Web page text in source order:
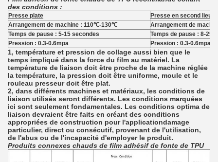
des conditions :
Presse plate
Presse en second lieu
Arrangement de machine : 110℃-130℃
Arrangement de
Temps de pause : 5-15 secondes
Temps de pause : 8-
Pression : 0.3-0.6mpa
Pression : 0.3-0.6mpa
1, température et pression de collage aussi bien que le
temps impliqué dans la force du film au matériel. La
température de liaison doit être proche de la machine réglée
la température, la pression doit être uniforme, moule et le
rouleau presseur doit être plat.
2, dans différents machines et matériaux, les conditions de
liaison utilisés seront différents. Les conditions marquées
ici sont seulement fondamentales. Les conditions optima de
liaison devraient être faits en créant des conditions
appropriées de construction pour l'applicationdamage
particulier, direct ou consécutif, provenant de l'utilisation,
de l'abus ou de l'incapacité d'employer le produit.
Produits connexes chauds de film adhésif de fonte de TPU